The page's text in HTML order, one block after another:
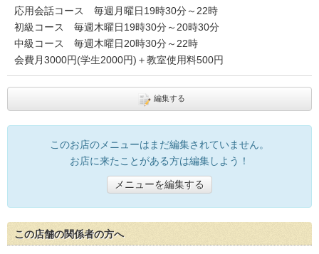
応用会話コース 毎週月曜日19時30分～22時
初級コース 毎週木曜日19時30分～20時30分
中級コース 毎週木曜日20時30分～22時
会費月3000円(学生2000円)＋教室使用料500円
編集する
このお店のメニューはまだ編集されていません。
お店に来たことがある方は編集しよう！
メニューを編集する
この店舗の関係者の方へ